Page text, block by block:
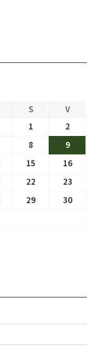
S
V
1
2
8
9
15
16
22
23
29
30